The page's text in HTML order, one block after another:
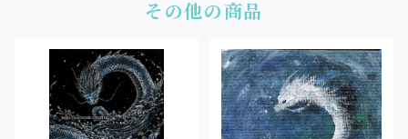
その他の商品